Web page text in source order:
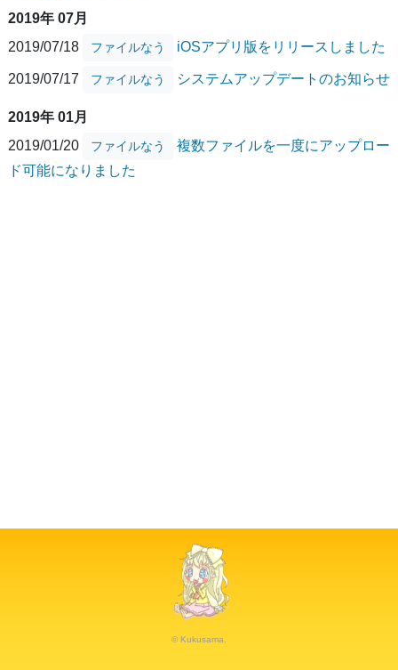
2019年 07月
2019/07/18
ファイルなう iOSアプリ版をリリースしました
2019/07/17 ファイルなう システムアップデートのお知らせ
2019年 01月
2019/01/20
ファイルなう
複数ファイルを一度にアップロー
ド可能になりました
© Kukusama.